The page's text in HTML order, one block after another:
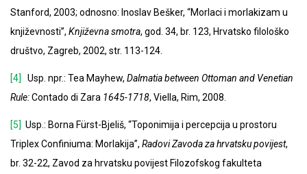
Stanford, 2003; odnosno: Inoslav Bešker, “Morlaci i morlakizam u
književnosti”, Književna smotra, god. 34, br. 123, Hrvatsko filološko
društvo, Zagreb, 2002, str. 113-124.
[4] Usp. npr.: Tea Mayhew, Dalmatia between Ottoman and Venetian
Rule:Contado di Zara 1645-1718, Viella, Rim, 2008.
[5] Usp.: Borna Fürst-Bjeliš, “Toponimija i percepcija u prostoru
Triplex Confiniuma: Morlakija”, Radovi Zavoda za hrvatsku povijest,
br. 32-22, Zavod za hrvatsku povijest Filozofskog fakulteta